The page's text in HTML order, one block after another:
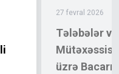
27 fevral 2026
Tələbələr
üzrə